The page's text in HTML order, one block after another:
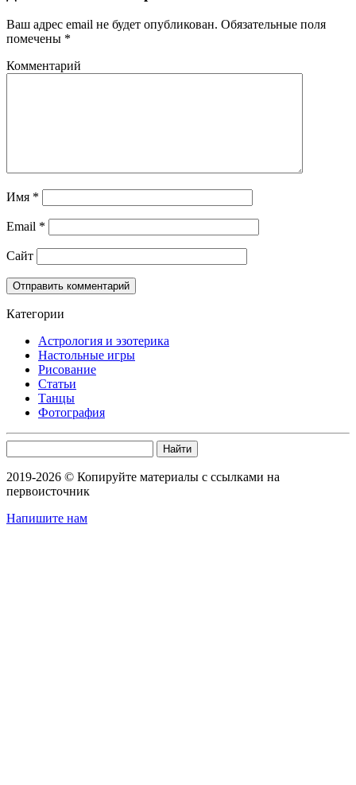
Ваш адрес email не будет опубликован. Обязательные поля
помечены *
Комментарий
Имя *
Email *
Сайт
Категории
Астрология и эзотерика
Настольные игры
Рисование
Статьи
Танцы
Фотография
Найти
2019-2026 © Копируйте материалы с ссылками на
первоисточник
Напишите нам